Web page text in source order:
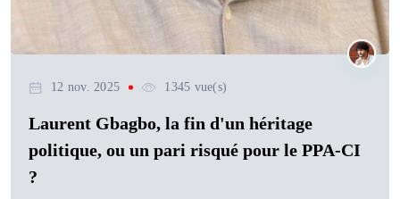
12 nov. 2025 1345 vue(s)
Laurent Gbagbo, la fin d'un héritage
politique, ou un pari risqué pour le PPA-CI
?